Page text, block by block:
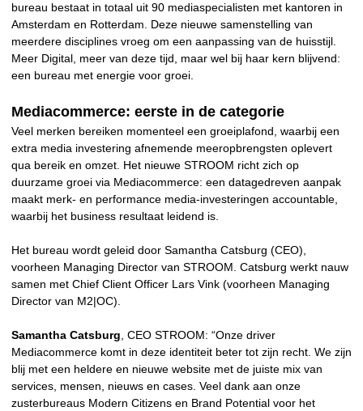
bureau bestaat in totaal uit 90 mediaspecialisten met kantoren in
Amsterdam en Rotterdam. Deze nieuwe samenstelling van
meerdere disciplines vroeg om een aanpassing van de huisstijl.
Meer Digital, meer van deze tijd, maar wel bij haar kern blijvend:
een bureau met energie voor groei.
Mediacommerce: eerste in de categorie
Veel merken bereiken momenteel een groeiplafond, waarbij een
extra media investering afnemende meeropbrengsten oplevert
qua bereik en omzet. Het nieuwe STROOM richt zich op
duurzame groei via Mediacommerce: een datagedreven aanpak
maakt merk- en performance media-investeringen accountable,
waarbij het business resultaat leidend is.
Het bureau wordt geleid door Samantha Catsburg (CEO),
voorheen Managing Director van STROOM. Catsburg werkt nauw
samen met Chief Client Officer Lars Vink (voorheen Managing
Director van M2|OC).
Samantha Catsburg , CEO STROOM: “Onze driver
Mediacommerce komt in deze identiteit beter tot zijn recht. We zijn
blij met een heldere en nieuwe website met de juiste mix van
services, mensen, nieuws en cases. Veel dank aan onze
zusterbureaus Modern Citizens en Brand Potential voor het